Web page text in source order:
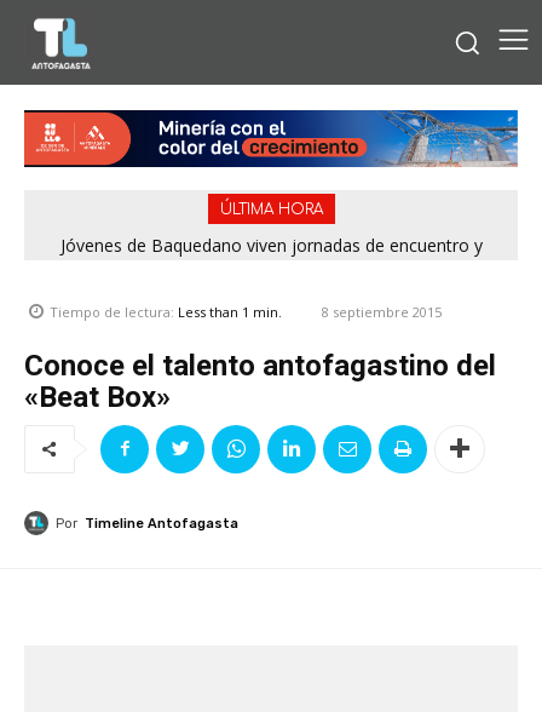
ÚLTIMA HORA
Jóvenes de Baquedano viven jornadas de encuentro y
Tiempo de lectura: Less than 1 min. 8 septiembre 2015
Conoce el talento antofagastino del
«Beat Box»
Por Timeline Antofagasta